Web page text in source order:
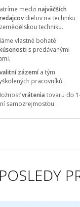
medzi najväčších
dielov na techniku
techniku.
vlastné bohaté
s predávanými
zázemía tým
pracovníků.
vrátenia tovaru do
samozrejmosťou.